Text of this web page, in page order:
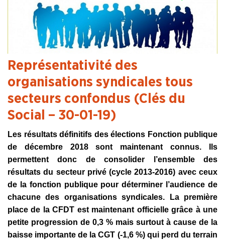
Représentativité des
organisations syndicales tous
secteurs confondus (Clés du
Social – 30-01-19)
Les résultats définitifs des élections Fonction publique
de décembre 2018 sont maintenant connus. Ils
permettent donc de consolider l’ensemble des
résultats du secteur privé (cycle 2013-2016) avec ceux
de la fonction publique pour déterminer l’audience de
chacune des organisations syndicales. La première
place de la CFDT est maintenant officielle grâce à une
petite progression de 0,3 % mais surtout à cause de la
baisse importante de la CGT (-1,6 %) qui perd du terrain